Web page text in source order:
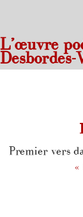
L’œuvre
Desbordes-
Premier vers